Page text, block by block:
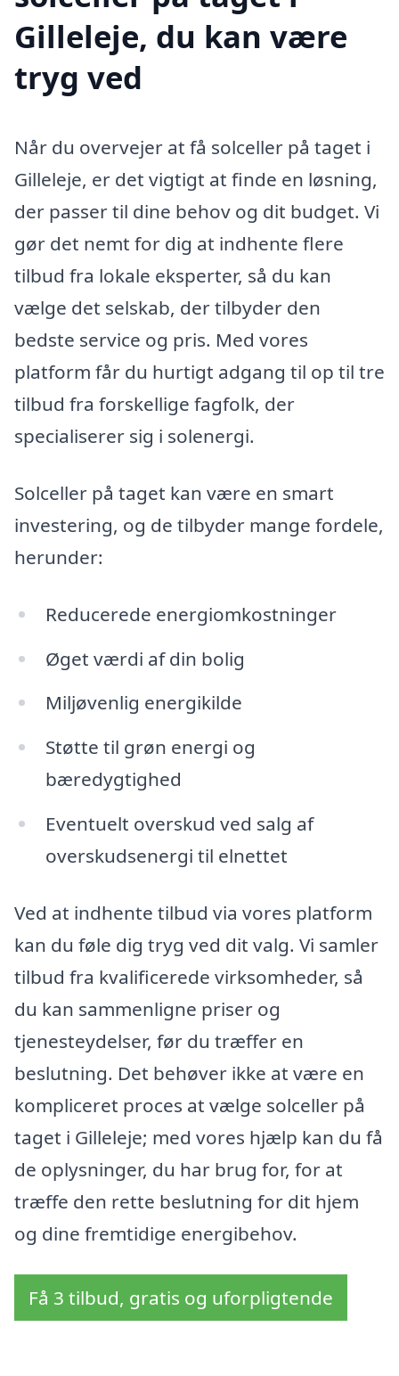
Gilleleje, du kan være
tryg ved
Når du overvejer at få solceller på taget i
Gilleleje, er det vigtigt at finde en løsning,
der passer til dine behov og dit budget. Vi
gør det nemt for dig at indhente flere
tilbud fra lokale eksperter, så du kan
vælge det selskab, der tilbyder den
bedste service og pris. Med vores
platform får du hurtigt adgang til op til tre
tilbud fra forskellige fagfolk, der
specialiserer sig i solenergi.
Solceller på taget kan være en smart
investering, og de tilbyder mange fordele,
herunder:
Reducerede energiomkostninger
Øget værdi af din bolig
Miljøvenlig energikilde
Støtte til grøn energi og
bæredygtighed
Eventuelt overskud ved salg af
overskudsenergi til elnettet
Ved at indhente tilbud via vores platform
kan du føle dig tryg ved dit valg. Vi samler
tilbud fra kvalificerede virksomheder, så
du kan sammenligne priser og
tjenesteydelser, før du træffer en
beslutning. Det behøver ikke at være en
kompliceret proces at vælge solceller på
taget i Gilleleje; med vores hjælp kan du få
de oplysninger, du har brug for, for at
træffe den rette beslutning for dit hjem
og dine fremtidige energibehov.
Få 3 tilbud, gratis og uforpligtende